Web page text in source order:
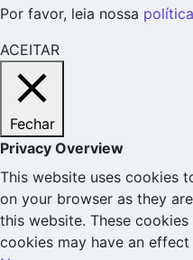
Por favor, leia nossa
ACEITAR
Fechar
Privacy Overview
This website uses cookies
on your browser as they
this website. These
cookies may have an